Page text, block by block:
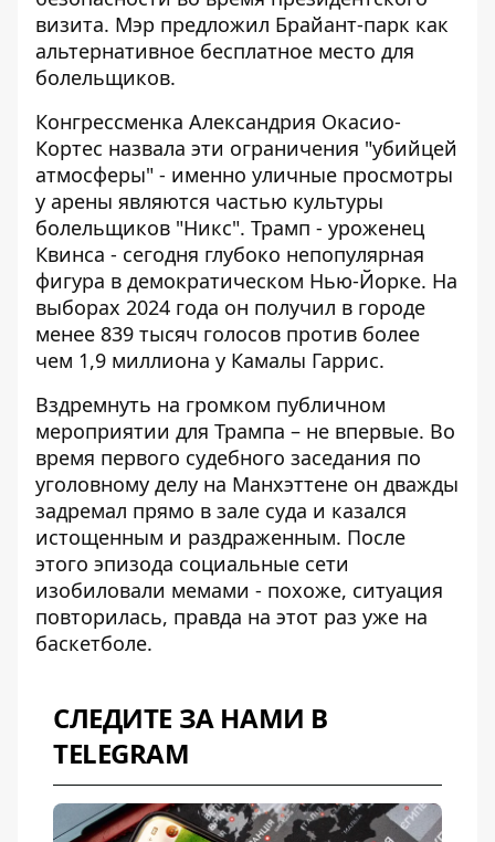
визита. Мэр предложил Брайант-парк как
альтернативное бесплатное место для
болельщиков.
Конгрессменка Александрия Окасио-
Кортес назвала эти ограничения "убийцей
атмосферы" - именно уличные просмотры
у арены являются частью культуры
болельщиков "Никс". Трамп - уроженец
Квинса - сегодня глубоко непопулярная
фигура в демократическом Нью-Йорке. На
выборах 2024 года он получил в городе
менее 839 тысяч голосов против более
чем 1,9 миллиона у Камалы Гаррис.
Вздремнуть на громком публичном
мероприятии для Трампа – не впервые. Во
время первого судебного заседания по
уголовному делу на Манхэттене он дважды
задремал прямо в зале суда и казался
истощенным и раздраженным. После
этого эпизода социальные сети
изобиловали мемами - похоже, ситуация
повторилась, правда на этот раз уже на
баскетболе.
СЛЕДИТЕ ЗА НАМИ В
TELEGRAM